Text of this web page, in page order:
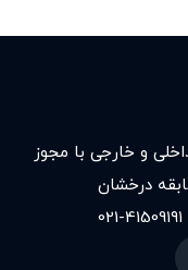
و خارجی با مجوز
021-41509